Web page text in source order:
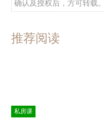
确认及授权后，方可转载。
推荐阅读
私房课